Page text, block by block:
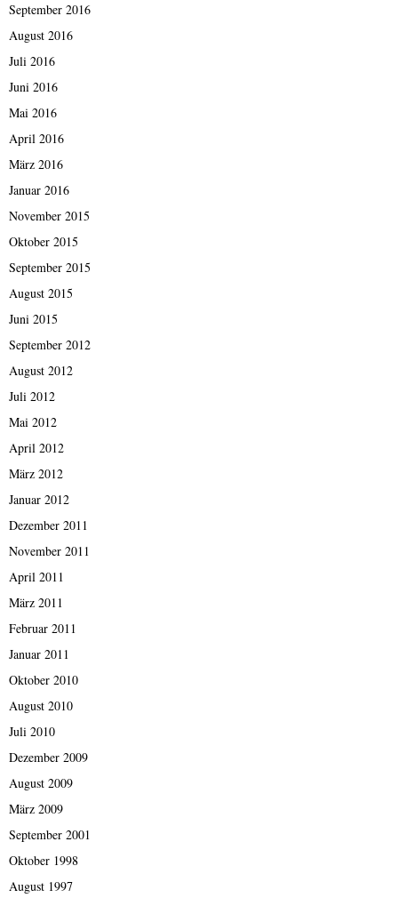
September 2016
August 2016
Juli 2016
Juni 2016
Mai 2016
April 2016
März 2016
Januar 2016
November 2015
Oktober 2015
September 2015
August 2015
Juni 2015
September 2012
August 2012
Juli 2012
Mai 2012
April 2012
März 2012
Januar 2012
Dezember 2011
November 2011
April 2011
März 2011
Februar 2011
Januar 2011
Oktober 2010
August 2010
Juli 2010
Dezember 2009
August 2009
März 2009
September 2001
Oktober 1998
August 1997